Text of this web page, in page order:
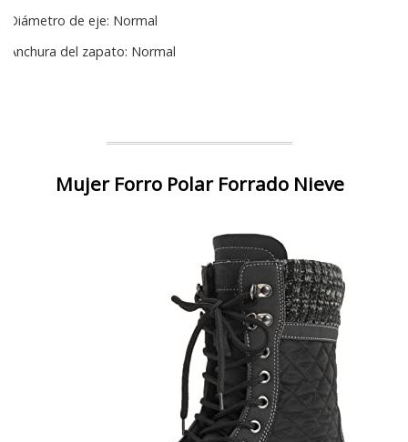
Diámetro de eje: Normal
Anchura del zapato: Normal
Mujer Forro Polar Forrado Nieve